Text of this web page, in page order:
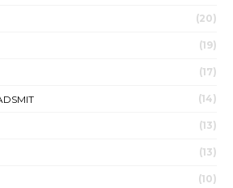
(20)
(19)
(17)
(14)
(13)
(13)
(10)